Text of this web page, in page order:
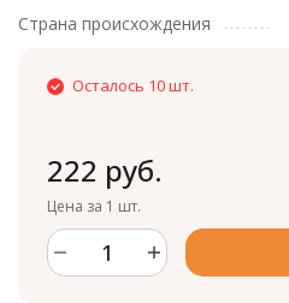
Страна происхождения
Осталось 10 шт.
222 руб.
Цена за 1 шт.